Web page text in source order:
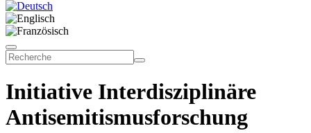
Initiative Interdisziplinäre
Antisemitismusforschung